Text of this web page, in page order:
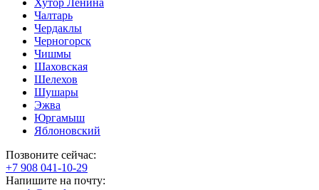
Чалтарь
Чердаклы
Черногорск
Чишмы
Шаховская
Шелехов
Шушары
Эжва
Юргамыш
Яблоновский
Позвоните сейчас:
‪+7 908 041-10-29
Напишите на почту: